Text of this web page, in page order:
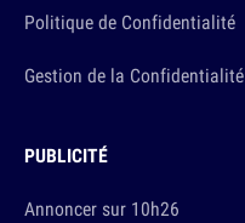
Politique de Confidentialité
Gestion de la Confidentialité
PUBLICITÉ
Annoncer sur 10h26